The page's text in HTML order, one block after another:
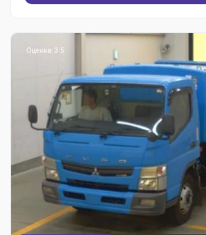
Оценка: 3.5